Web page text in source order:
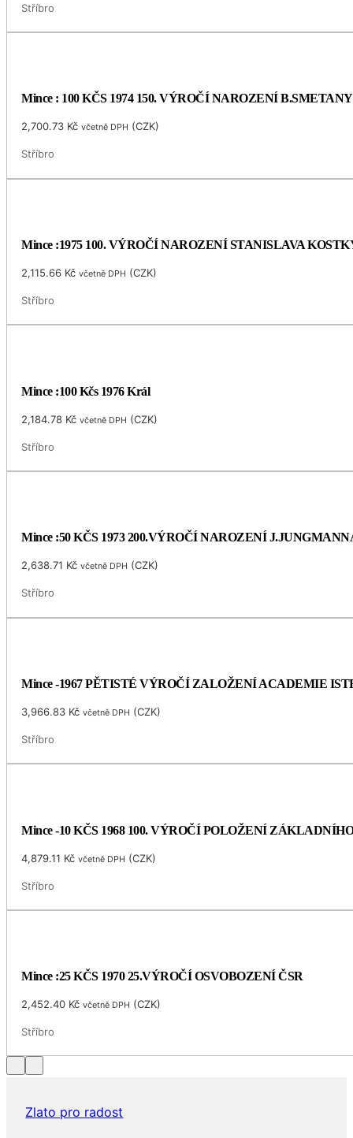
Stříbro
Mince : 100 KČS 1974 150. VÝROČÍ NAROZENÍ B.SMETANY
2,700.73 Kč včetně DPH (CZK)
Stříbro
Mince :1975 100. VÝROČÍ NAROZENÍ STANISLAVA
2,115.66 Kč včetně DPH (CZK)
Stříbro
Mince :100 Kčs 1976 Král
2,184.78 Kč včetně DPH (CZK)
Stříbro
Mince :50 KČS 1973 200.VÝROČÍ NAROZENÍ
2,638.71 Kč včetně DPH (CZK)
Stříbro
Mince -1967 PĚTISTÉ VÝROČÍ ZALOŽENÍ ACADEMIE
3,966.83 Kč včetně DPH (CZK)
Stříbro
Mince -10 KČS 1968 100. VÝROČÍ POLOŽENÍ
4,879.11 Kč včetně DPH (CZK)
Stříbro
Mince :25 KČS 1970 25.VÝROČÍ OSVOBOZENÍ ČSR
2,452.40 Kč včetně DPH (CZK)
Stříbro
Zlato pro radost